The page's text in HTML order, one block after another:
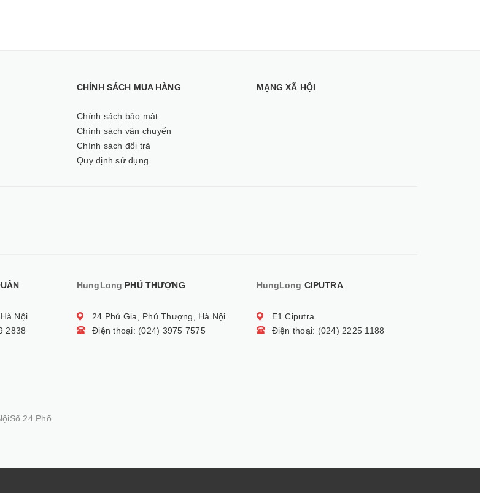
CHÍNH SÁCH MUA HÀNG
Chính sách bảo mật
Chính sách vận chuyển
Chính sách đổi trả
Quy định sử dụng
MẠNG XÃ HỘI
Nội
2838
HungLong PHÚ THƯỢNG
24 Phú Gia, Phú Thượng, Hà Nội
Điện thoại: (024) 3975 7575
HungLong CIPUTRA
E1 Ciputra
Điện thoại: (024) 2225 1188
24 Phố